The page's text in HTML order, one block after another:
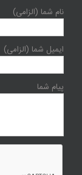
نام شما (الزامی)
ایمیل شما (الزامی)
پیام شما